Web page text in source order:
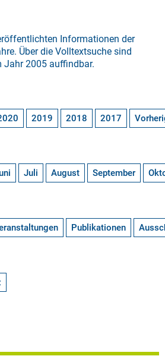
Informationen der
Über die Volltextsuche sind
Jahr 2005 auffindbar.
2019 2018 2017
Juli August September
Publikationen